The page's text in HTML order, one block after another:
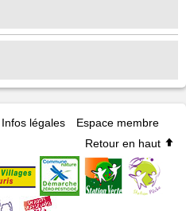
Infos légales
Espace membre
Retour en haut